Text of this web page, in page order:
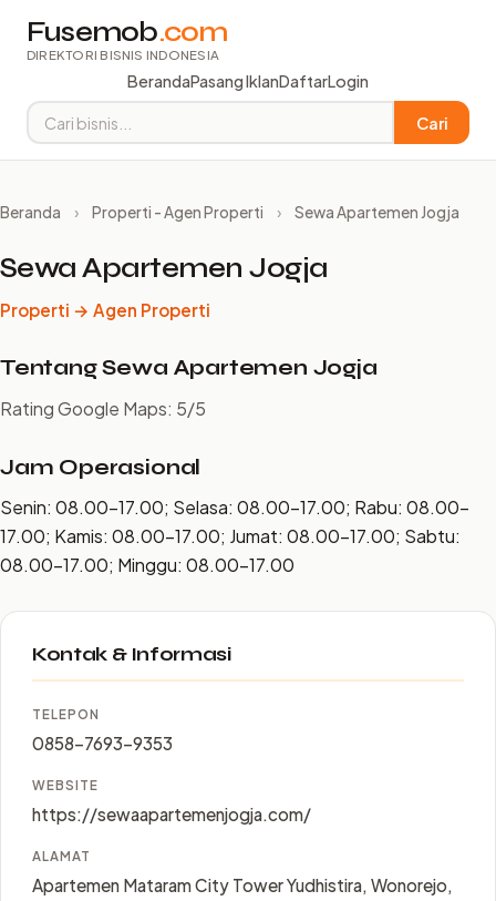
Fusemob.com
DIREKTORI BISNIS INDONESIA
BerandaPasang IklanDaftarLogin
Cari
Beranda › Properti - Agen Properti › Sewa Apartemen Jogja
Sewa Apartemen Jogja
Properti → Agen Properti
Tentang Sewa Apartemen Jogja
Rating Google Maps: 5/5
Jam Operasional
Senin: 08.00–17.00; Selasa: 08.00–17.00; Rabu: 08.00–
17.00; Kamis: 08.00–17.00; Jumat: 08.00–17.00; Sabtu:
08.00–17.00; Minggu: 08.00–17.00
Kontak & Informasi
TELEPON
0858-7693-9353
WEBSITE
https://sewaapartemenjogja.com/
ALAMAT
Apartemen Mataram City Tower Yudhistira, Wonorejo,